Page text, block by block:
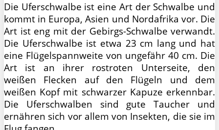
Die Uferschwalbe ist eine Art der Schwalbe und
kommt in Europa, Asien und Nordafrika vor. Die
Art ist eng mit der Gebirgs-Schwalbe verwandt.
Die Uferschwalbe ist etwa 23 cm lang und hat
eine Flügelspannweite von ungefähr 40 cm. Die
Art ist an ihrer rostroten Unterseite, den
weißen Flecken auf den Flügeln und dem
weißen Kopf mit schwarzer Kapuze erkennbar.
Die Uferschwalben sind gute Taucher und
ernähren sich vor allem von Insekten, die sie im